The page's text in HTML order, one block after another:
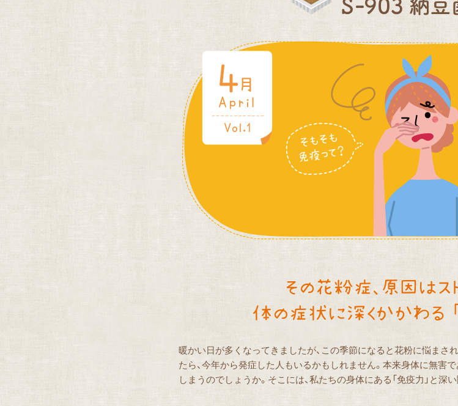
暖かい日が多くなってきましたが、この季節になると花粉に悩まさ
たら、今年から発症した人もいるかもしれません。本来身体に無害
しまうのでしょうか。そこには、私たちの身体にある「免疫力」と深